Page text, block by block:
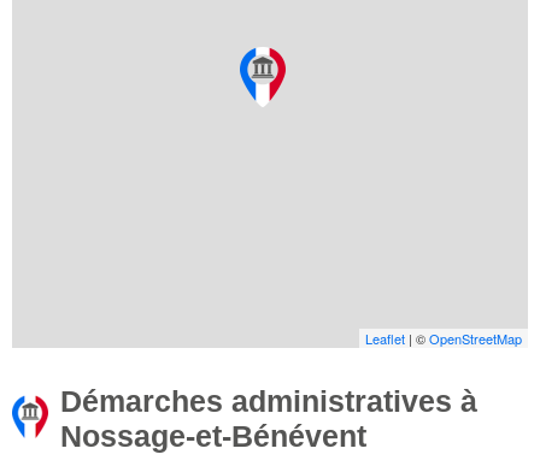
Leaflet | ©OpenStreetMap
Démarches administratives à
Nossage-et-Bénévent